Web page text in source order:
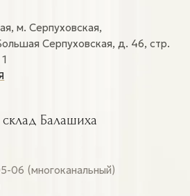
м. Серпуховская,
Серпуховская, д. 46, стр.
Балашиха
06 (многоканальный)